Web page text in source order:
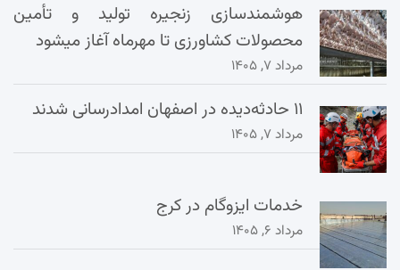
هوشمندسازی زنجیره تولید و تأمین
محصولات کشاورزی تا مهرماه آغاز میشود
مرداد ۷, ۱۴۰۵
۱۱ حادثه‌دیده در اصفهان امدادرسانی شدند
مرداد ۷, ۱۴۰۵
خدمات ایزوگام در کرج
مرداد ۶, ۱۴۰۵